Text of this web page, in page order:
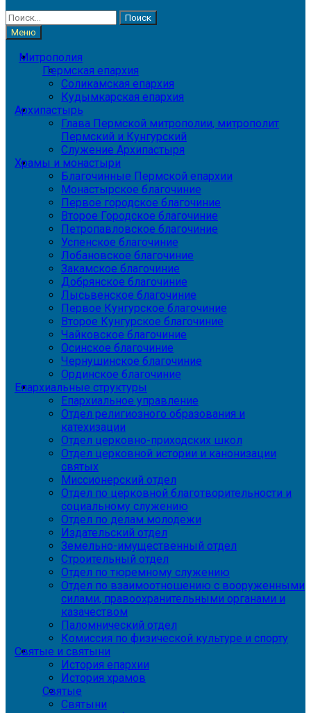
Найти:
Меню
Митрополия
Пермская епархия
Соликамская епархия
Кудымкарская епархия
Архипастырь
Глава Пермской митрополии, митрополит
Пермский и Кунгурский
Служение Архипастыря
Храмы и монастыри
Благочинные Пермской епархии
Монастырское благочиние
Первое городское благочиние
Второе Городское благочиние
Петропавловское благочиние
Успенское благочиние
Лобановское благочиние
Закамское благочиние
Добрянское благочиние
Лысьвенское благочиние
Первое Кунгурское благочиние
Второе Кунгурское благочиние
Чайковское благочиние
Осинское благочиние
Чернушинское благочиние
Ординское благочиние
Епархиальные структуры
Епархиальное управление
Отдел религиозного образования и
катехизации
Отдел церковно-приходских школ
Отдел церковной истории и канонизации
святых
Миссионерский отдел
Отдел по церковной благотворительности и
социальному служению
Отдел по делам молодежи
Издательский отдел
Земельно-имущественный отдел
Строительный отдел
Отдел по тюремному служению
Отдел по взаимоотношению с вооруженными
силами, правоохранительными органами и
казачеством
Паломнический отдел
Комиссия по физической культуре и спорту
Святые и святыни
История епархии
История храмов
Святые
Святыни